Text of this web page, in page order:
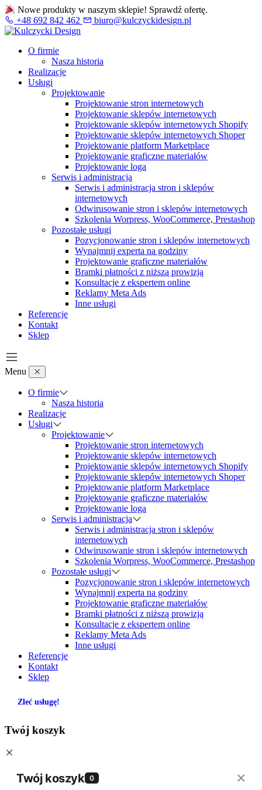
Nowe produkty w naszym sklepie! Sprawdź ofertę.
+48 692 842 462
biuro@kulczyckidesign.pl
O firmie
Nasza historia
Realizacje
Usługi
Projektowanie
Projektowanie stron internetowych
Projektowanie sklepów internetowych
Projektowanie sklepów internetowych Shopify
Projektowanie sklepów internetowych Shoper
Projektowanie platform Marketplace
Projektowanie graficzne materiałów
Projektowanie loga
Serwis i administracja
Serwis i administracja stron i sklepów
internetowych
Odwirusowanie stron i sklepów internetowych
Szkolenia Worpress, WooCommerce, Prestashop
Pozostałe usługi
Pozycjonowanie stron i sklepów internetowych
Wynajmnij experta na godziny
Projektowanie graficzne materiałów
Bramki płatności z niższą prowizją
Konsultacje z ekspertem online
Reklamy Meta Ads
Inne usługi
Referencje
Kontakt
Sklep
Menu
O firmie
Nasza historia
Realizacje
Usługi
Projektowanie
Projektowanie stron internetowych
Projektowanie sklepów internetowych
Projektowanie sklepów internetowych Shopify
Projektowanie sklepów internetowych Shoper
Projektowanie platform Marketplace
Projektowanie graficzne materiałów
Projektowanie loga
Serwis i administracja
Serwis i administracja stron i sklepów
internetowych
Odwirusowanie stron i sklepów internetowych
Szkolenia Worpress, WooCommerce, Prestashop
Pozostałe usługi
Pozycjonowanie stron i sklepów internetowych
Wynajmnij experta na godziny
Projektowanie graficzne materiałów
Bramki płatności z niższą prowizją
Konsultacje z ekspertem online
Reklamy Meta Ads
Inne usługi
Referencje
Kontakt
Sklep
Zleć usługę!
Twój koszyk
Twój koszyk 0 ×